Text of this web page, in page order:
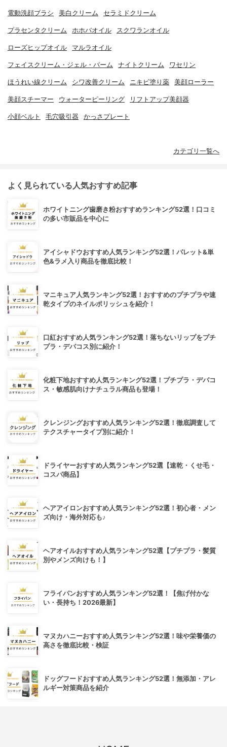
電動洗顔ブラシ 美白クリーム セラミドクリーム
プラセンタクリーム ホホバオイル スクワランオイル
ローズヒップオイル マルラオイル
フェイスクリーム・ジェル・バーム ナイトクリーム ワセリン
ほうれい線クリーム シワ改善クリーム ニキビ塗り薬 美顔ローラー
美顔スチーマー ウォーターピーリング リフトアップ美顔器
小顔ベルト 毛穴吸引器 かっさプレート
カテゴリ一覧へ
よく見られている人気おすすめ記事
ホワイトニング歯磨き粉おすすめランキング52選！口コミ
の多い市販品を中心に
アイシャドウおすすめ人気ランキング52選！パレット&単
色&ラメ入り商品を徹底比較！
マニキュア人気ランキング52選！おすすめのプチプラや速
乾タイプのネイルポリッシュを紹介！
口紅おすすめ人気ランキング52選！落ちないリップをプチ
プラ・デパコス別に紹介！
化粧下地おすすめ人気ランキング52選！プチプラ・デパコ
ス・敏感肌向けナチュラル商品も登場！
クレンジングおすすめ人気ランキング52選！徹底調査して
テクスチャータイプ別に紹介！
ドライヤーおすすめ人気ランキング52選【速乾・くせ毛・
コスパ商品】
ヘアアイロンおすすめ人気ランキング52選！初心者・メン
ズ向け・海外対応も♪
ヘアオイルおすすめ人気ランキング52選【プチプラ・髪質
別やメンズ向けも！】
フライパンおすすめ人気ランキング52選！【焦げ付かな
い・長持ち！2026最新】
マヌカハニーおすすめ人気ランキング52選！味や栄養価の
高さを徹底比較・検証
ドッグフードおすすめ人気ランキング52選！無添加・アレ
ルギー対策商品を紹介